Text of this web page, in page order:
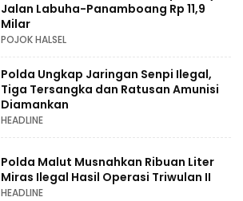
Jalan Labuha-Panamboang Rp 11,9
Milar
POJOK HALSEL
Polda Ungkap Jaringan Senpi Ilegal,
Tiga Tersangka dan Ratusan Amunisi
Diamankan
HEADLINE
Polda Malut Musnahkan Ribuan Liter
Miras Ilegal Hasil Operasi Triwulan II
HEADLINE